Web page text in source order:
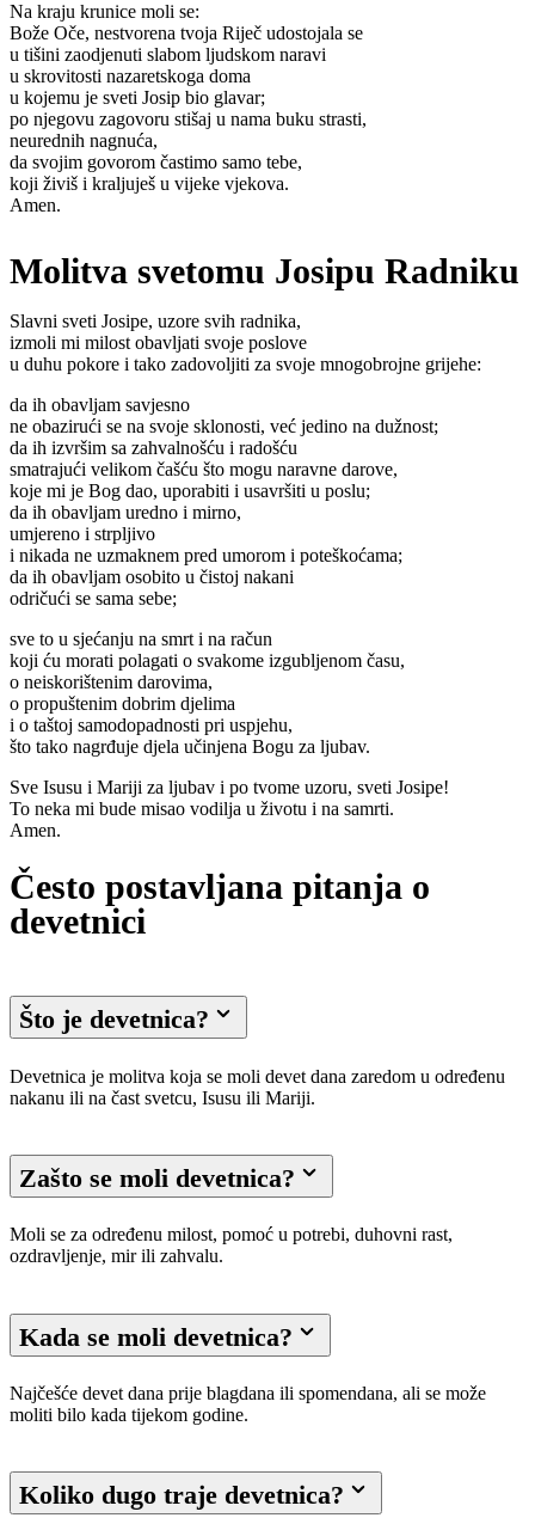
Na kraju krunice moli se:
Bože Oče, nestvorena tvoja Riječ udostojala se
u tišini zaodjenuti slabom ljudskom naravi
u skrovitosti nazaretskoga doma
u kojemu je sveti Josip bio glavar;
po njegovu zagovoru stišaj u nama buku strasti,
neurednih nagnuća,
da svojim govorom častimo samo tebe,
koji živiš i kraljuješ u vijeke vjekova.
Amen.
Molitva svetomu Josipu Radniku
Slavni sveti Josipe, uzore svih radnika,
izmoli mi milost obavljati svoje poslove
u duhu pokore i tako zadovoljiti za svoje mnogobrojne grijehe:
da ih obavljam savjesno
ne obazirući se na svoje sklonosti, već jedino na dužnost;
da ih izvršim sa zahvalnošću i radošću
smatrajući velikom čašću što mogu naravne darove,
koje mi je Bog dao, uporabiti i usavršiti u poslu;
da ih obavljam uredno i mirno,
umjereno i strpljivo
i nikada ne uzmaknem pred umorom i poteškoćama;
da ih obavljam osobito u čistoj nakani
odričući se sama sebe;
sve to u sjećanju na smrt i na račun
koji ću morati polagati o svakome izgubljenom času,
o neiskorištenim darovima,
o propuštenim dobrim djelima
i o taštoj samodopadnosti pri uspjehu,
što tako nagrđuje djela učinjena Bogu za ljubav.
Sve Isusu i Mariji za ljubav i po tvome uzoru, sveti Josipe!
To neka mi bude misao vodilja u životu i na samrti.
Amen.
Često postavljana pitanja o
devetnici
Što je devetnica?
Devetnica je molitva koja se moli devet dana zaredom u određenu
nakanu ili na čast svetcu, Isusu ili Mariji.
Zašto se moli devetnica?
Moli se za određenu milost, pomoć u potrebi, duhovni rast,
ozdravljenje, mir ili zahvalu.
Kada se moli devetnica?
Najčešće devet dana prije blagdana ili spomendana, ali se može
moliti bilo kada tijekom godine.
Koliko dugo traje devetnica?